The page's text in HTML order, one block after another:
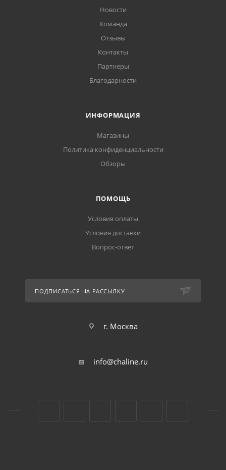
Новости
Команда
Отзывы
Контакты
Партнеры
Благодарности
ИНФОРМАЦИЯ
Магазины
Политика конфиденциальности
Обзоры
ПОМОЩЬ
Условия оплаты
Условия доставки
Вопрос-ответ
ПОДПИСАТЬСЯ НА РАССЫЛКУ
г. Москва
info@chaline.ru